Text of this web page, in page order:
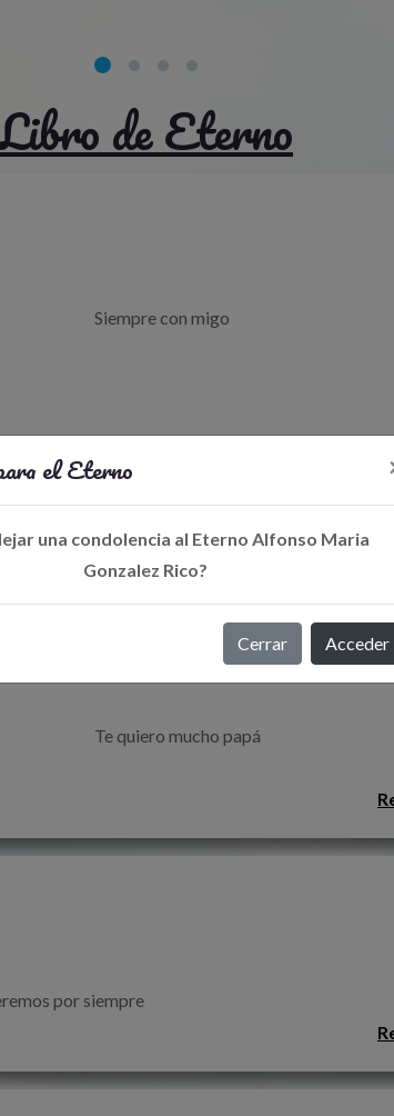
de Eterno
Te keremos por siempre
el Eterno
una condolencia al Eterno Alfonso Maria
Gonzalez Rico?
Cerrar Acceder